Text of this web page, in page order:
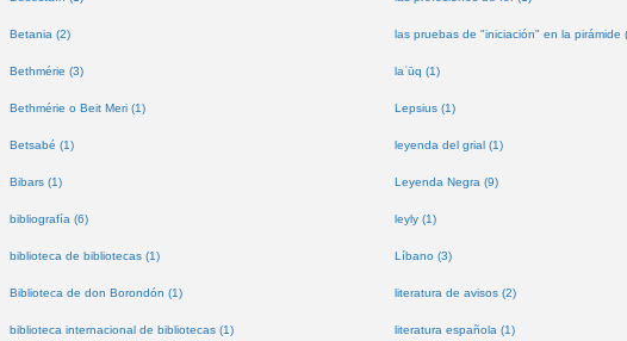
Betania (2)
Bethmérie (3)
Bethmérie o Beit Meri (1)
Betsabé (1)
Bibars (1)
bibliografía (6)
biblioteca de bibliotecas (1)
Biblioteca de don Borondón (1)
biblioteca internacional de bibliotecas (1)
las pruebas de "iniciación" en la pirámide
laʿūq (1)
Lepsius (1)
leyenda del grial (1)
Leyenda Negra (9)
leyly (1)
Líbano (3)
literatura de avisos (2)
literatura española (1)